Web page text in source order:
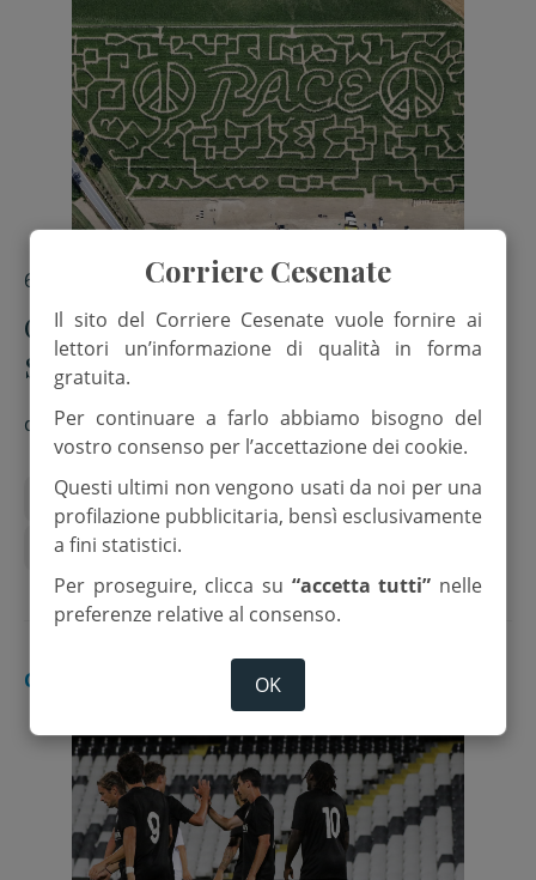
6 Agosto 2026
Cesenatico. Il labirinto del Podere
Salmastro parla di pace
di Red.
Labirinto del mais podere salmastro
Sala di Cesenatico
CESENA
Corriere Cesenate
Il sito del Corriere Cesenate vuole fornire ai
lettori un’informazione di qualità in forma
gratuita.
Per continuare a farlo abbiamo bisogno del
vostro consenso per l’accettazione dei cookie.
Questi ultimi non vengono usati da noi per una
profilazione pubblicitaria, bensì esclusivamente
a fini statistici.
Per proseguire, clicca su “accetta tutti” nelle
preferenze relative al consenso.
OK